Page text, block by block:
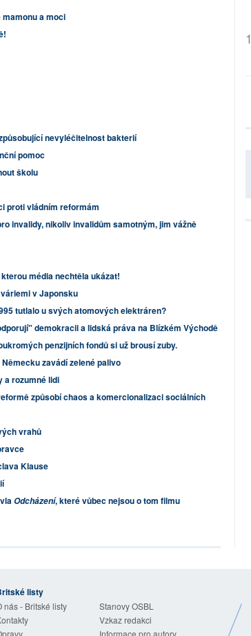
a moci
nevyléčitelnost bakterií
pomoc
školu
proti vládním reformám
invalidy, nikoliv invalidům samotným, jim vážně
média nechtěla ukázat!
v Japonsku
tutlalo u svých atomových elektráren?
demokracii a lidská práva na Blízkém Východě
penzijních fondů si už brousí zuby.
zavádí zelené palivo
a rozumné lidi
způsobí chaos a komercionalizaci sociálních
vrahů
Klause
Odcházení, které vůbec nejsou o tom filmu
listy
nás - Britské listy
Stanovy OSBL
Vzkaz redakci
Informace pro autory